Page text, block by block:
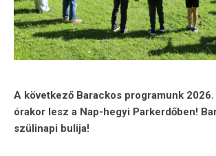
A következő Barackos programunk
órakor lesz a Nap-hegyi Parkerdőben!
szülinapi bulija!